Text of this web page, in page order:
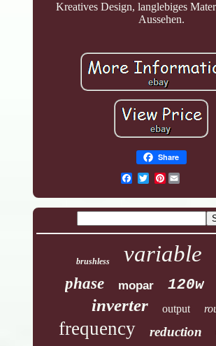
Kreatives Design, langlebiges
Aussehen.
Share
Pinterest
brushless variable
phase mopar 120w
inverter output
frequency reduction